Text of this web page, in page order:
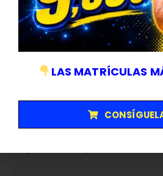
Compartir esta
Autor
LAS MATRÍCULAS